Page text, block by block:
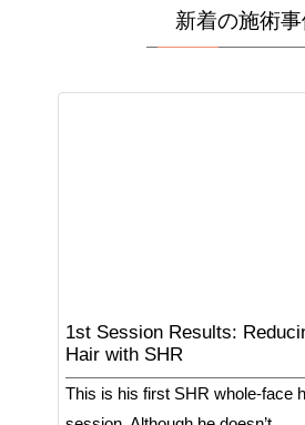
新着の施術事
1st Session Results:
Hair with SHR
This is his first SHR whole-face